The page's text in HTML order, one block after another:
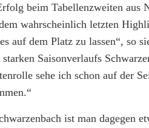
beim Tabellenzweiten aus
wahrscheinlich letzten
auf dem Platz zu lassen“, so
Saisonverlaufs
sehe ich schon auf der
ist man dagegen